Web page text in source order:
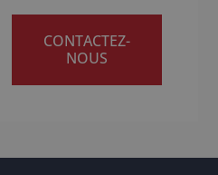
CONTACTEZ-
NOUS